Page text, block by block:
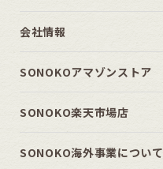
会社情報
SONOKOアマゾンストア
SONOKO楽天市場店
SONOKO海外事業について